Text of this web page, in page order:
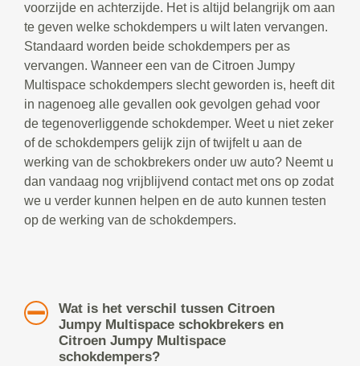
voorzijde en achterzijde. Het is altijd belangrijk om aan
te geven welke schokdempers u wilt laten vervangen.
Standaard worden beide schokdempers per as
vervangen. Wanneer een van de Citroen Jumpy
Multispace schokdempers slecht geworden is, heeft dit
in nagenoeg alle gevallen ook gevolgen gehad voor
de tegenoverliggende schokdemper. Weet u niet zeker
of de schokdempers gelijk zijn of twijfelt u aan de
werking van de schokbrekers onder uw auto? Neemt u
dan vandaag nog vrijblijvend contact met ons op zodat
we u verder kunnen helpen en de auto kunnen testen
op de werking van de schokdempers.
Wat is het verschil tussen Citroen
Jumpy Multispace schokbrekers en
Citroen Jumpy Multispace
schokdempers?